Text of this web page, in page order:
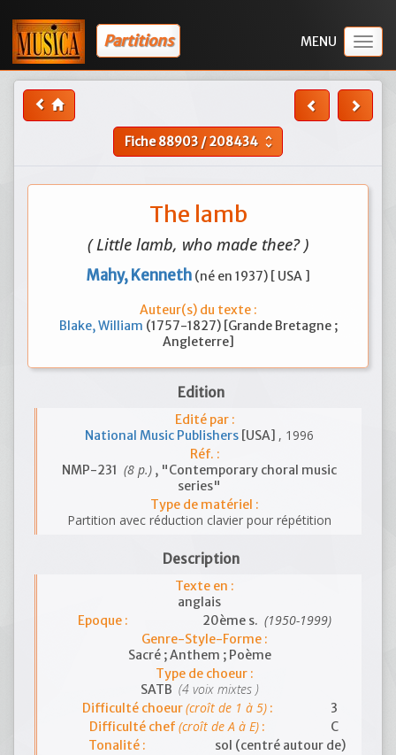
Partitions
Fiche88903/208434 unfold_more
The lamb
( Little lamb, who made thee? )
Mahy, Kenneth (né en 1937) [ USA ]
Auteur(s) du texte :
Blake, William (1757-1827) [Grande Bretagne ;
Angleterre]
Edition
Edité par :
National Music Publishers [USA] , 1996
Réf. :
NMP-231 (8 p.) , "Contemporary choral music
series"
Type de matériel :
Partition avec réduction clavier pour répétition
Description
Texte en :
anglais
Epoque :
20ème s. (1950-1999)
Genre-Style-Forme :
Sacré ; Anthem ; Poème
Type de choeur :
SATB (4 voix mixtes )
Difficulté choeur(croît de 1 à 5):
3
Difficulté chef(croît de A à E) :
C
Tonalité :
sol (centré autour de)